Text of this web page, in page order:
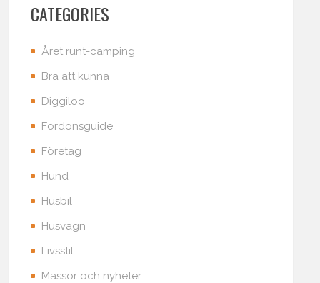
CATEGORIES
Året runt-camping
Bra att kunna
Diggiloo
Fordonsguide
Företag
Hund
Husbil
Husvagn
Livsstil
Mässor och nyheter